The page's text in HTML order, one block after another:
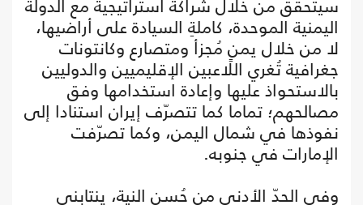
سيتحقق من خلال شراكة استراتيجية مع الدولة
اليمنية الموحدة، كاملةِ السيادة على أراضيها،
لا من خلال يمنٍ مُجزأ ومتصارع وكانتونات
جغرافية تُغري اللاعبين الإقليميين والدوليين
بالاستحواذ عليها وإعادة استخدامها وفق
مصالحهم؛ تماما كما تتصرّف إيران استنادا إلى
نفوذها في شمال اليمن، وكما تصرّفت
الإمارات في جنوبه.
وفي الحدّ الأدنى من حُسن النية، ينتابني